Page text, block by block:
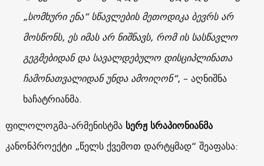
„სომხური ენა“ სწავლების მეთოდიკა ბევრს არ
მოსწონს, ეს იმას არ ნიშნავს, რომ ის სასწავლო
გეგმებიდან და სავალდებულო დისციპლინათა
ჩამონათვალიდან უნდა ამოიღონ“, – აღნიშნა
ხაჩატრიანმა.
ფილოლოგმა-არმენისტმა სერჟ სრაპიონიანმა
კანონპროექტი „წელს ქვემოთ დარტყმად“ შეაფასა: